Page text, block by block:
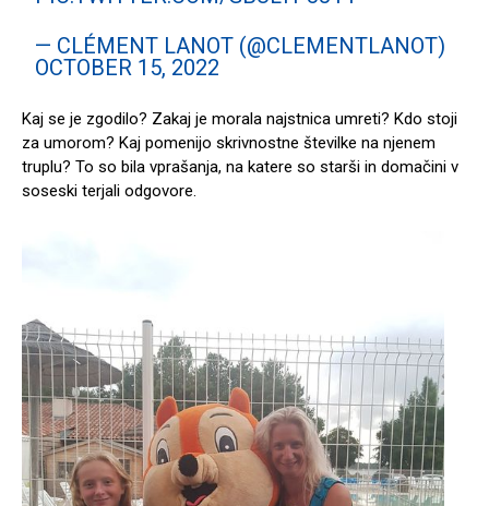
— CLÉMENT LANOT (@CLEMENTLANOT)
OCTOBER 15, 2022
Kaj se je zgodilo? Zakaj je morala najstnica umreti? Kdo stoji
za umorom? Kaj pomenijo skrivnostne številke na njenem
truplu? To so bila vprašanja, na katere so starši in domačini v
soseski terjali odgovore.